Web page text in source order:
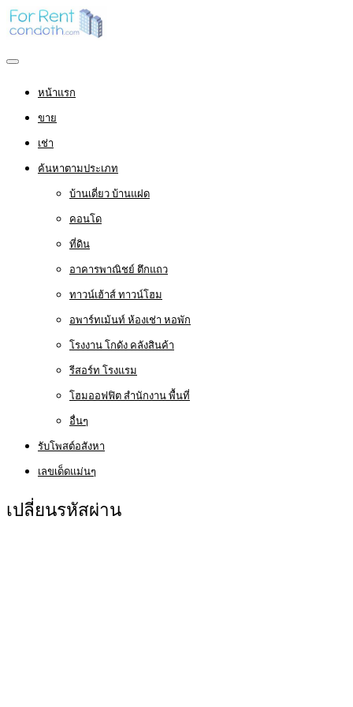
หน้าแรก
ขาย
เช่า
ค้นหาตามประเภท
บ้านเดี่ยว บ้านแฝด
คอนโด
ที่ดิน
อาคารพาณิชย์ ตึกแถว
ทาวน์เฮ้าส์ ทาวน์โฮม
อพาร์ทเม้นท์ ห้องเช่า หอพัก
โรงงาน โกดัง คลังสินค้า
รีสอร์ท โรงแรม
โฮมออฟฟิต สำนักงาน พื้นที่
อื่นๆ
รับโพสต์อสังหา
เลขเด็ดแม่นๆ
เปลี่ยนรหัสผ่าน